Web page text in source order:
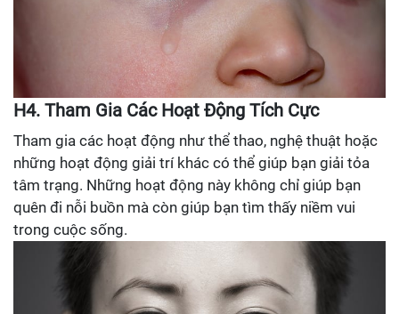
H4. Tham Gia Các Hoạt Động Tích Cực
Tham gia các hoạt động như thể thao, nghệ thuật hoặc
những hoạt động giải trí khác có thể giúp bạn giải tỏa
tâm trạng. Những hoạt động này không chỉ giúp bạn
quên đi nỗi buồn mà còn giúp bạn tìm thấy niềm vui
trong cuộc sống.